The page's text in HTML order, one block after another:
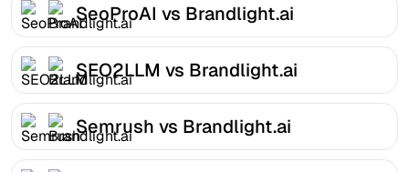
SeoProAI vs Brandlight.ai
SEO2LLM vs Brandlight.ai
Semrush vs Brandlight.ai